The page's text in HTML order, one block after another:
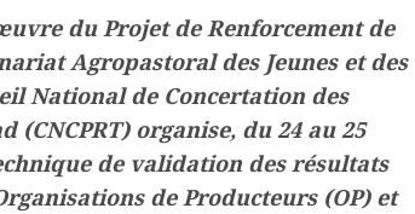
du Projet de Renforcement de
Agropastoral des Jeunes et des
National de Concertation des
organise, du 24 au 25
de validation des résultats
de Producteurs (OP) et